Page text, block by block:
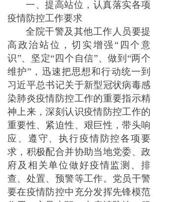
一、提高站位，认真落实各项
疫情防控工作要求
全院干警及其他工作人员要提
高政治站位，切实增强“四个意
识”、坚定“四个自信”、做到“两个
维护”，迅速把思想和行动统一到
习近平总书记关于新型冠状病毒感
染肺炎疫情防控工作的重要指示精
神上来，深刻认识疫情防控工作的
重要性、紧迫性、艰巨性，带头响
应、遵守、执行疫情防控各项要
求，积极配合并协助当地党委、政
府及相关单位做好疫情监测、排
查、处置、预警等工作。党员干警
要在疫情防控中充分发挥先锋模范